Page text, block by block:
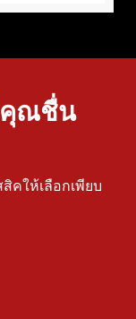
คุณชื่น
คให้เลือกเพียบ